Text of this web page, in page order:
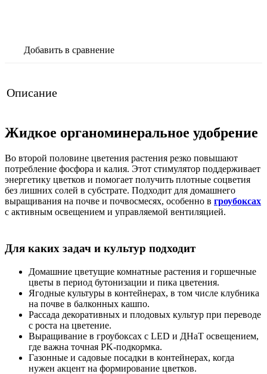
Добавить в сравнение
Описание
Жидкое органоминеральное удобрение
Во второй половине цветения растения резко повышают
потребление фосфора и калия. Этот стимулятор поддерживает
энергетику цветков и помогает получить плотные соцветия
без лишних солей в субстрате. Подходит для домашнего
выращивания на почве и почвосмесях, особенно в гроубоксах
с активным освещением и управляемой вентиляцией.
Для каких задач и культур подходит
Домашние цветущие комнатные растения и горшечные
цветы в период бутонизации и пика цветения.
Ягодные культуры в контейнерах, в том числе клубника
на почве в балконных кашпо.
Рассада декоративных и плодовых культур при переводе
с роста на цветение.
Выращивание в гроубоксах с LED и ДНаТ освещением,
где важна точная PK-подкормка.
Газонные и садовые посадки в контейнерах, когда
нужен акцент на формирование цветков.